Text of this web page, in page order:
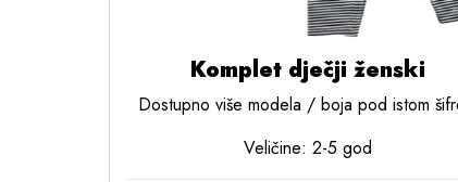
Komplet dječji ženski
Dostupno više modela / boja pod istom
Veličine: 2-5 god